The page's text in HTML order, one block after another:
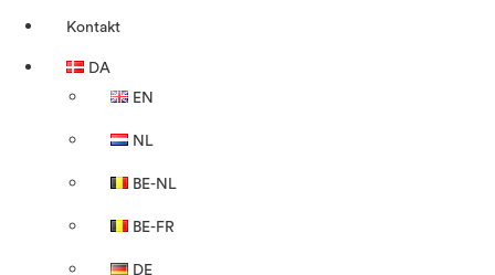
Kontakt
DA
EN
NL
BE-NL
BE-FR
DE